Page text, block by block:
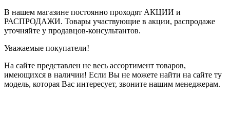
В нашем магазине постоянно проходят АКЦИИ и
РАСПРОДАЖИ. Товары участвующие в акции, распродаже
уточняйте у продавцов-консультантов.
Уважаемые покупатели!
На сайте представлен не весь ассортимент товаров,
имеющихся в наличии! Если Вы не можете найти на сайте ту
модель, которая Вас интересует, звоните нашим менеджерам.